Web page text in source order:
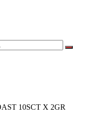
10SCT X 2GR